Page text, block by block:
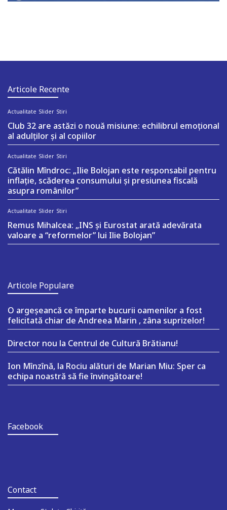
Articole Recente
Actualitate Slider Stiri
Club 32 are astăzi o nouă misiune: echilibrul emoțional
al adulților și al copiilor
Actualitate Slider Stiri
Cătălin Mîndroc: „Ilie Bolojan este responsabil pentru
inflație, scăderea consumului și presiunea fiscală
asupra românilor”
Actualitate Slider Stiri
Remus Mihalcea: „INS și Eurostat arată adevărata
valoare a “reformelor” lui Ilie Bolojan”
Articole Populare
O argeşeancă ce împarte bucurii oamenilor a fost
felicitată chiar de Andreea Marin , zâna suprizelor!
Director nou la Centrul de Cultură Brătianu!
Ion Mînzînă, la Rociu alături de Marian Miu: Sper ca
echipa noastră să fie învingătoare!
Facebook
Contact